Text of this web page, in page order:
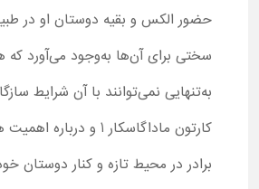
حضور الکس و بقیه دوستان او در
سختی برای آن‌ها به‌وجود می‌آورد که
به‌تنهایی نمی‌توانند با آن شرایط
کارتون ماداگاسکار 1 و
برادر در محیط تازه و کنار دوستان